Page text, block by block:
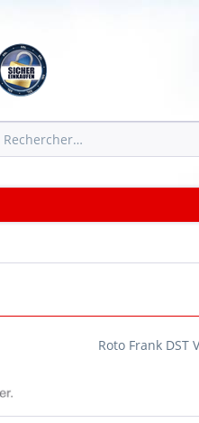
Roto Frank DST